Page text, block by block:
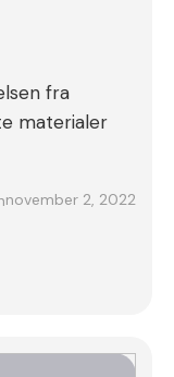
fra
materialer
november 2, 2022